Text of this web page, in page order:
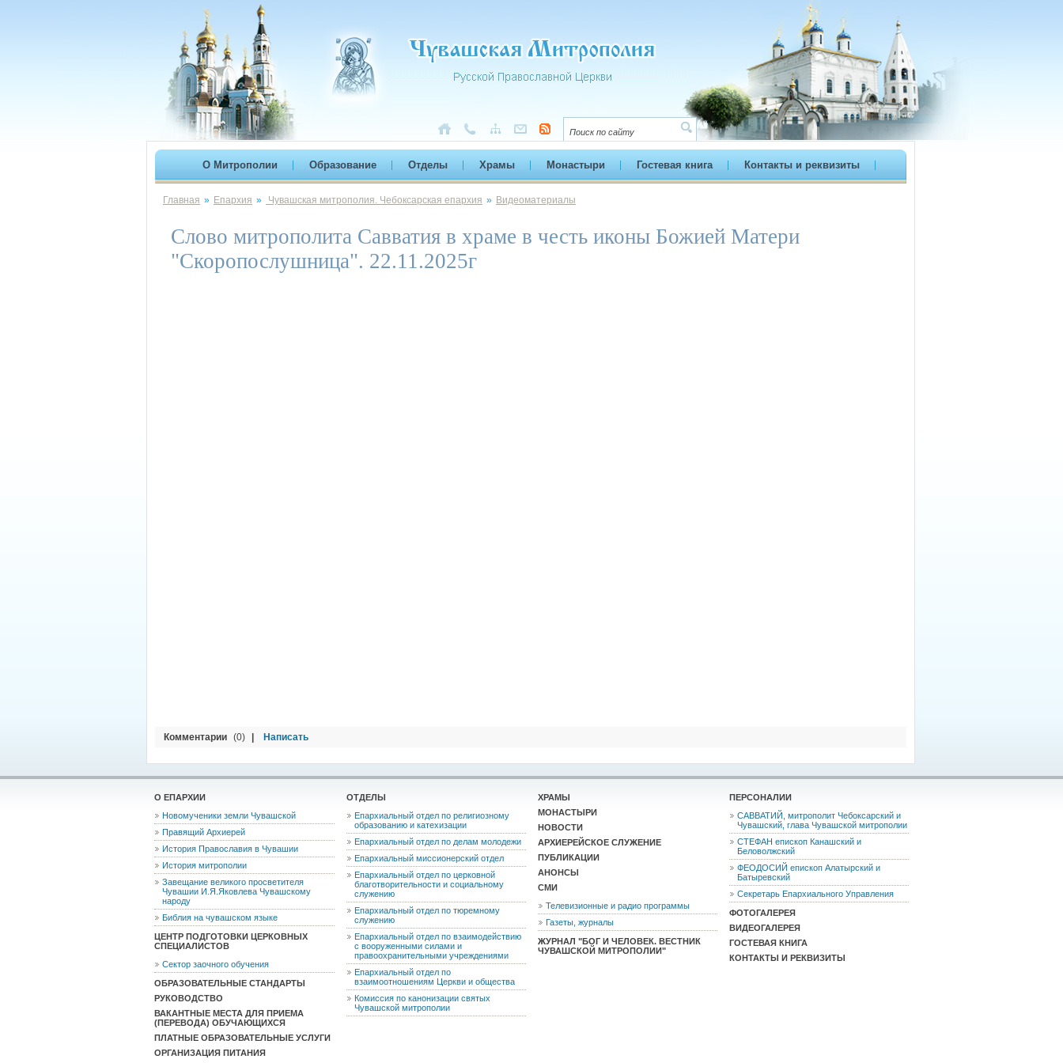
О Митрополии Образование Отделы Храмы Монастыри Гостевая книга Контакты и реквизиты
Главная » Епархия » Чувашская митрополия. Чебоксарская епархия » Видеоматериалы
Слово митрополита Савватия в храме в честь иконы Божией Матери
"Скоропослушница". 22.11.2025г
Комментарии (0) Написать
О ЕПАРХИИ
Новомученики земли Чувашской
Правящий Архиерей
История Православия в Чувашии
История митрополии
Завещание великого просветителя
Чувашии И.Я.Яковлева Чувашскому
народу
Библия на чувашском языке
ЦЕНТР ПОДГОТОВКИ ЦЕРКОВНЫХ
СПЕЦИАЛИСТОВ
Сектор заочного обучения
ОБРАЗОВАТЕЛЬНЫЕ СТАНДАРТЫ
РУКОВОДСТВО
ВАКАНТНЫЕ МЕСТА ДЛЯ ПРИЕМА
(ПЕРЕВОДА) ОБУЧАЮЩИХСЯ
ПЛАТНЫЕ ОБРАЗОВАТЕЛЬНЫЕ УСЛУГИ
ОРГАНИЗАЦИЯ ПИТАНИЯ
ОТДЕЛЫ
Епархиальный отдел по религиозному
образованию и катехизации
Епархиальный отдел по делам молодежи
Епархиальный миссионерский отдел
Епархиальный отдел по церковной
благотворительности и социальному
служению
Епархиальный отдел по тюремному
служению
Епархиальный отдел по взаимодействию
с вооруженными силами и
правоохранительными учреждениями
Епархиальный отдел по
взаимоотношениям Церкви и общества
Комиссия по канонизации святых
Чувашской митрополии
ХРАМЫ
МОНАСТЫРИ
НОВОСТИ
АРХИЕРЕЙСКОЕ СЛУЖЕНИЕ
ПУБЛИКАЦИИ
АНОНСЫ
СМИ
Телевизионные и радио программы
Газеты, журналы
ЖУРНАЛ "БОГ И ЧЕЛОВЕК. ВЕСТНИК
ЧУВАШСКОЙ МИТРОПОЛИИ"
ПЕРСОНАЛИИ
САВВАТИЙ, митрополит Чебоксарский и
Чувашский, глава Чувашской митрополии
СТЕФАН епископ Канашский и
Беловолжский
ФЕОДОCИЙ епископ Алатырский и
Батыревский
Секретарь Епархиального Управления
ФОТОГАЛЕРЕЯ
ВИДЕОГАЛЕРЕЯ
ГОСТЕВАЯ КНИГА
КОНТАКТЫ И РЕКВИЗИТЫ